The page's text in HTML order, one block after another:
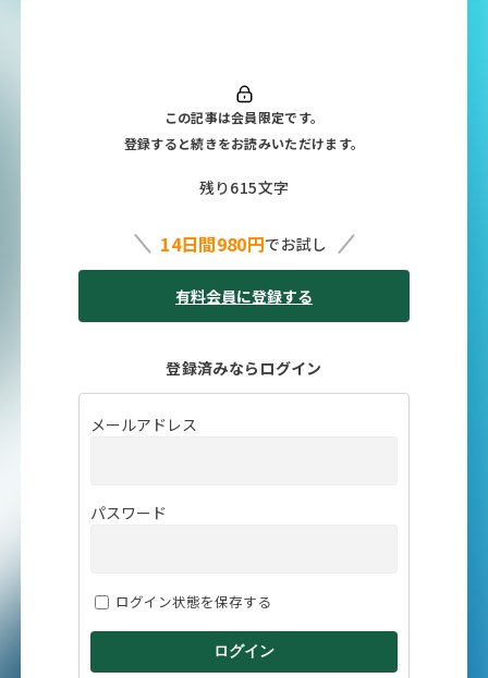
この記事は会員限定です。
登録すると続きをお読みいただけます。
残り615文字
14日間980円でお試し
有料会員に登録する
登録済みならログイン
メールアドレス
パスワード
ログイン状態を保存する